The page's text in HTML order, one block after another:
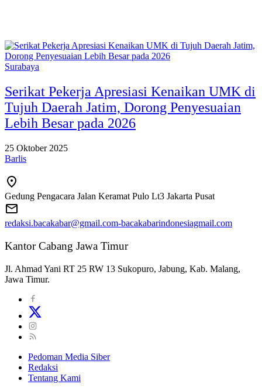
Surabaya
Serikat Pekerja Apresiasi Kenaikan UMK di
Tujuh Daerah Jatim, Dorong Penyesuaian
Lebih Besar pada 2026
25 Oktober 2025
Barlis
Gedung Pengacara Jalan Keramat Pulo Lt3 Jakarta Pusat
redaksi.bacakabar@gmail.com-bacakabarindonesiagmail.com
Kantor Cabang Jawa Timur
Jl. Ahmad Yani RT 25 RW 13 Sukopuro, Jabung, Kab. Malang,
Jawa Timur.
Pedoman Media Siber
Redaksi
Tentang Kami